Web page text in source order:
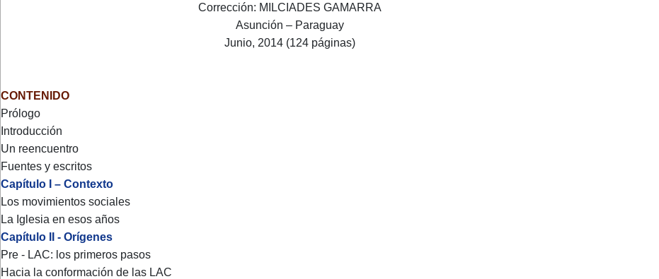
Corrección: MILCIADES GAMARRA
Asunción – Paraguay
Junio, 2014 (124 páginas)
CONTENIDO
Prólogo
Introducción
Un reencuentro
Fuentes y escritos
Capítulo I – Contexto
Los movimientos sociales
La Iglesia en esos años
Capítulo II - Orígenes
Pre - LAC: los primeros pasos
Hacia la conformación de las LAC